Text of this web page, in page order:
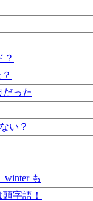
？
った
い？
winter も
字語！